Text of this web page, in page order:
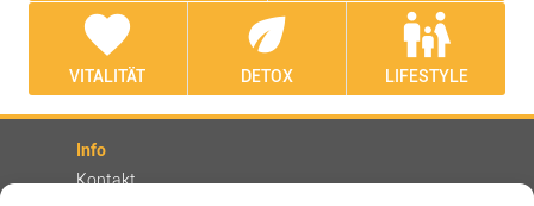
favorite
VITALITÄT
eco
DETOX
family_restroom
LIFESTYLE
Info
Kontakt